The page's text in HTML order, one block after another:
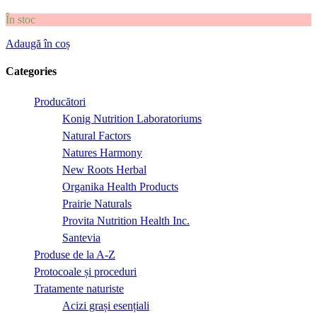
În stoc
Adaugă în coș
Categories
Producători
Konig Nutrition Laboratoriums
Natural Factors
Natures Harmony
New Roots Herbal
Organika Health Products
Prairie Naturals
Provita Nutrition Health Inc.
Santevia
Produse de la A-Z
Protocoale și proceduri
Tratamente naturiste
Acizi grași esențiali